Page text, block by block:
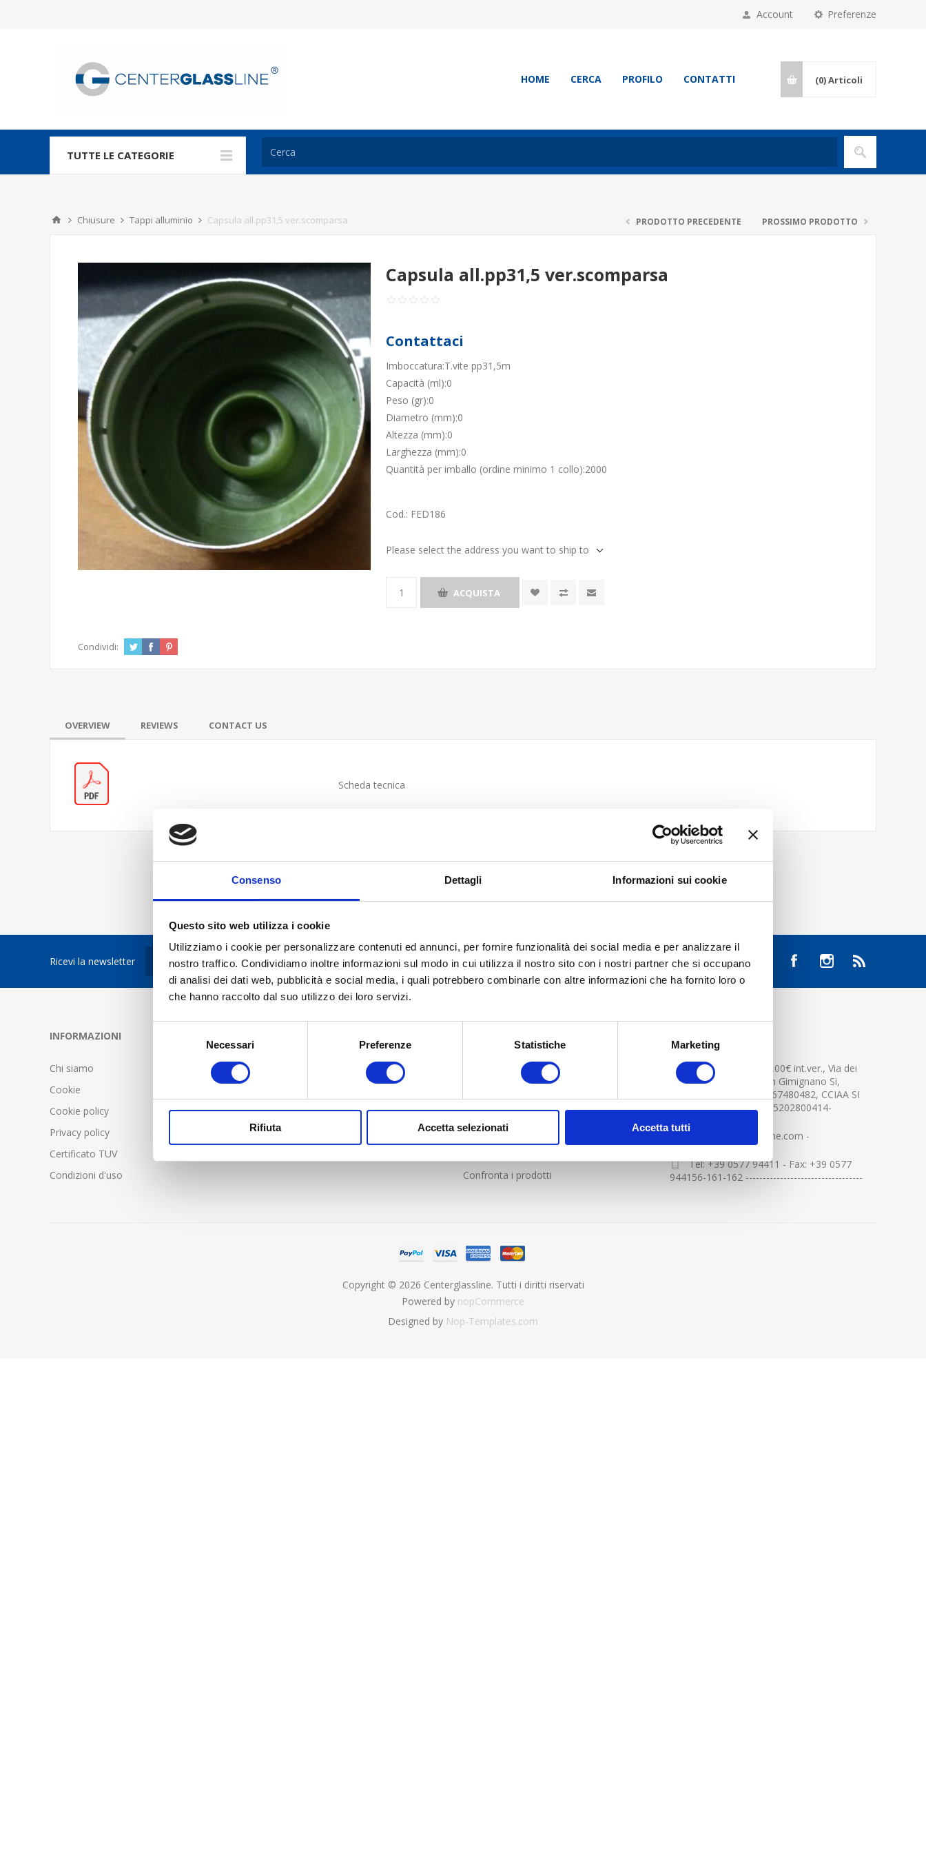
Consenso Dettagli Informazioni sui cookie
Questo sito web utilizza i cookie
Utilizziamo i cookie per personalizzare contenuti ed annunci, per fornire funzionalità dei social media e per analizzare il
nostro traffico. Condividiamo inoltre informazioni sul modo in cui utilizza il nostro sito con i nostri partner che si occupano
di analisi dei dati web, pubblicità e social media, i quali potrebbero combinarle con altre informazioni che ha fornito loro o
che hanno raccolto dal suo utilizzo dei loro servizi.
Necessari Preferenze Statistiche Marketing
Rifiuta Accetta selezionati Accetta tutti
Preferenze
Account
HOME CERCA PROFILO CONTATTI (0)Articoli
TUTTE LE CATEGORIE
Chiusure Tappi alluminio Capsula all.pp31,5 ver.scomparsa PRODOTTO PRECEDENTE PROSSIMO PRODOTTO
Capsula all.pp31,5 ver.scomparsa
Contattaci
Imboccatura:T.vite pp31,5m
Capacità (ml):0
Peso (gr):0
Diametro (mm):0
Altezza (mm):0
Larghezza (mm):0
Quantità per imballo (ordine minimo 1 collo):2000
Cod.: FED186
Please select the address you want to ship to
ACQUISTA
Condividi:
OVERVIEW REVIEWS CONTACT US
Scheda tecnica
Ricevi la newsletter
INFORMAZIONI
Chi siamo
Cookie
Cookie policy
Privacy policy
Certificato TUV
Condizioni d'uso
FAQ - Domande frequenti
Spedizione e resi
Ordini
Carrello
Confronta i prodotti
Cap.soc. 2.500.000,00€ int.ver., Via dei
platani n. 15, 53037 San Gimignano Si,
Part.IVA e Cod.Fisc.04367480482, CCIAA SI
n.94391 , MOCA=IT0905202800414-
info@centerglassline.com -
Tel: +39 0577 94411 - Fax: +39 0577
944156-161-162 ----------------------------------
Copyright © 2026 Centerglassline. Tutti i diritti riservati
Powered by nopCommerce
Designed by Nop-Templates.com